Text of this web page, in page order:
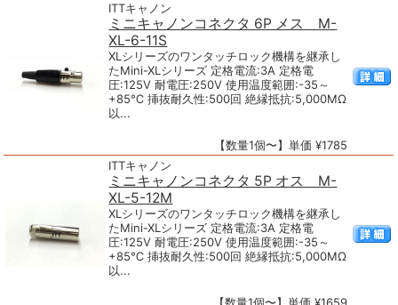
ITTキャノン
ミニキャノンコネクタ 6P メス M-
XL-6-11S
XLシリーズのワンタッチロック機構を継承し
たMini-XLシリーズ 定格電流:3A 定格電
圧:125V 耐電圧:250V 使用温度範囲:-35～
+85℃ 挿抜耐久性:500回 絶縁抵抗:5,000MΩ
以...
【数量1個〜】単価 ¥1785
ITTキャノン
ミニキャノンコネクタ 5P オス M-
XL-5-12M
XLシリーズのワンタッチロック機構を継承し
たMini-XLシリーズ 定格電流:3A 定格電
圧:125V 耐電圧:250V 使用温度範囲:-35～
+85℃ 挿抜耐久性:500回 絶縁抵抗:5,000MΩ
以...